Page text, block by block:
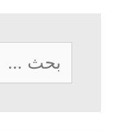
البحث
عن: